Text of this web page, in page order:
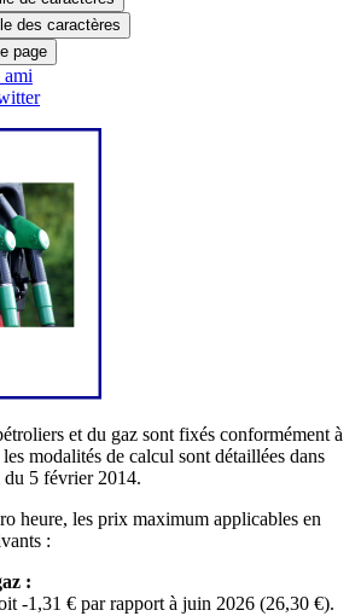
et du gaz sont fixés conformément à
modalités de calcul sont détaillées dans
du 5 février 2014.
heure, les prix maximum applicables en
:
:
-1,31 € par rapport à juin 2026 (26,30 €).